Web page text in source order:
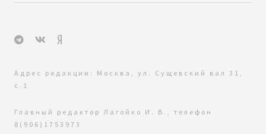
Адрес редакции: Москва, ул. Сущевский вал 31,
с.1
Главный редактор Лагойко И. В., телефон
8(906)1753973